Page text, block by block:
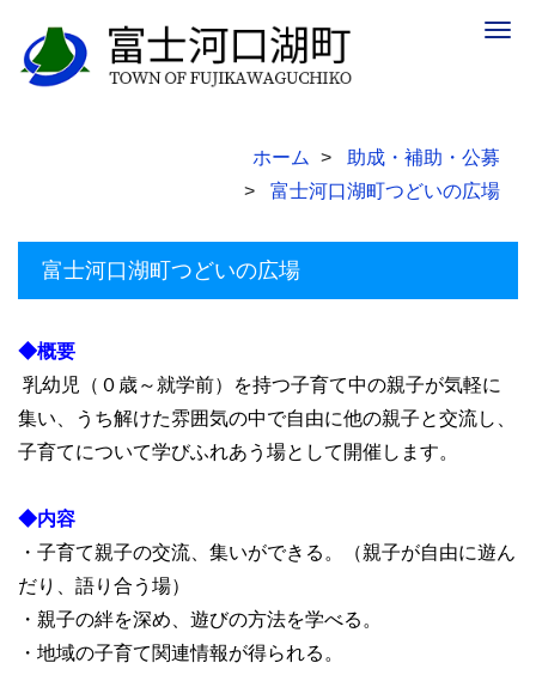
ホーム
助成・補助・公募
富士河口湖町つどいの広場
富士河口湖町つどいの広場
◆概要
乳幼児（０歳～就学前）を持つ子育て中の親子が気軽に
集い、うち解けた雰囲気の中で自由に他の親子と交流し、
子育てについて学びふれあう場として開催します。
◆内容
・子育て親子の交流、集いができる。（親子が自由に遊ん
だり、語り合う場）
・親子の絆を深め、遊びの方法を学べる。
・地域の子育て関連情報が得られる。